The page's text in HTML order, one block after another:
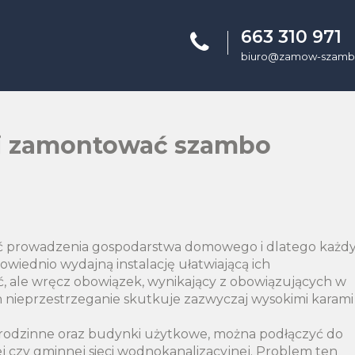
663 310 971
biuro@zamow-
szambo
prowadzenia gospodarstwa domowego i dlatego
wydajną instalację ułatwiającą ich
ale wręcz obowiązek, wynikający z obowiązujących w
skutkuje zazwyczaj wysokimi karami
oraz budynki użytkowe, można podłączyć do
czy gminnej sieci wodnokanalizacyjnej. Problem ten